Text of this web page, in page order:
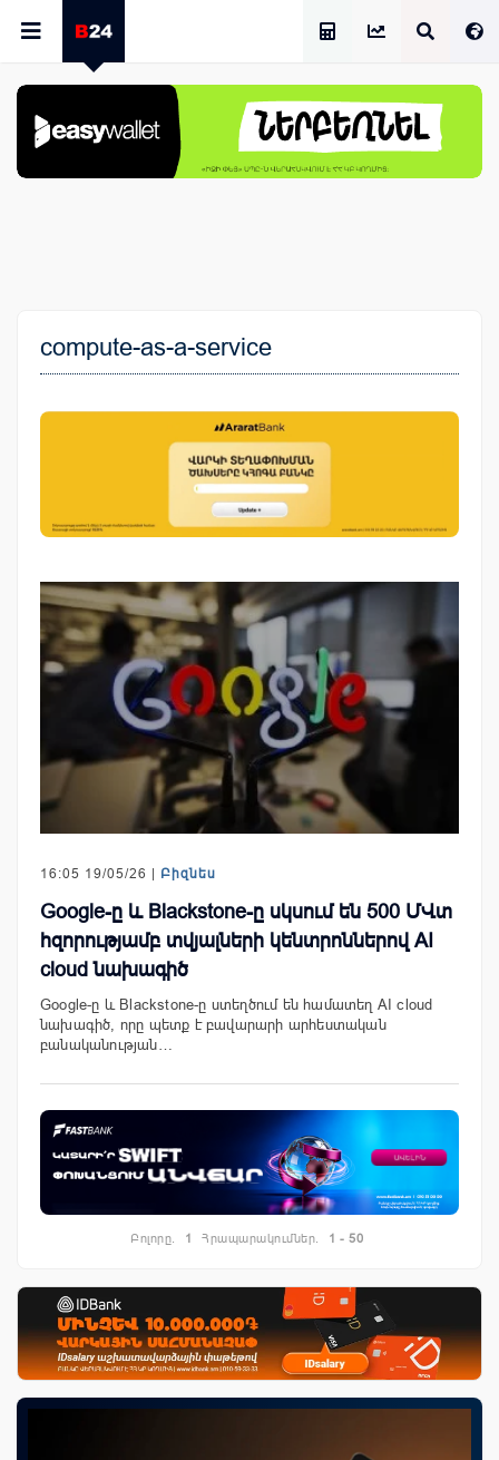
compute-as-a-service
16:05 19/05/26 | Բիզնես
Google-ը և Blackstone-ը սկսում են 500 ՄՎտ
հզորությամբ տվյալների կենտրոններով AI
cloud նախագիծ
Google-ը և Blackstone-ը ստեղծում են համատեղ AI cloud
նախագիծ, որը պետք է բավարարի արհեստական
բանականության…
Բոլորը. 1 Հրապարակումներ. 1 - 50